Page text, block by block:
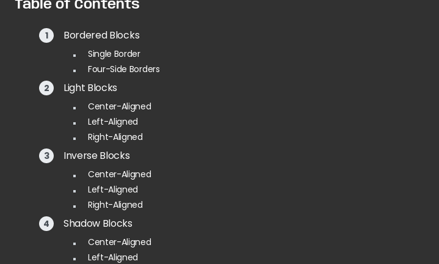
Table of Contents
Bordered Blocks
Single Border
Four-Side Borders
Light Blocks
Center-Aligned
Left-Aligned
Right-Aligned
Inverse Blocks
Center-Aligned
Left-Aligned
Right-Aligned
Shadow Blocks
Center-Aligned
Left-Aligned